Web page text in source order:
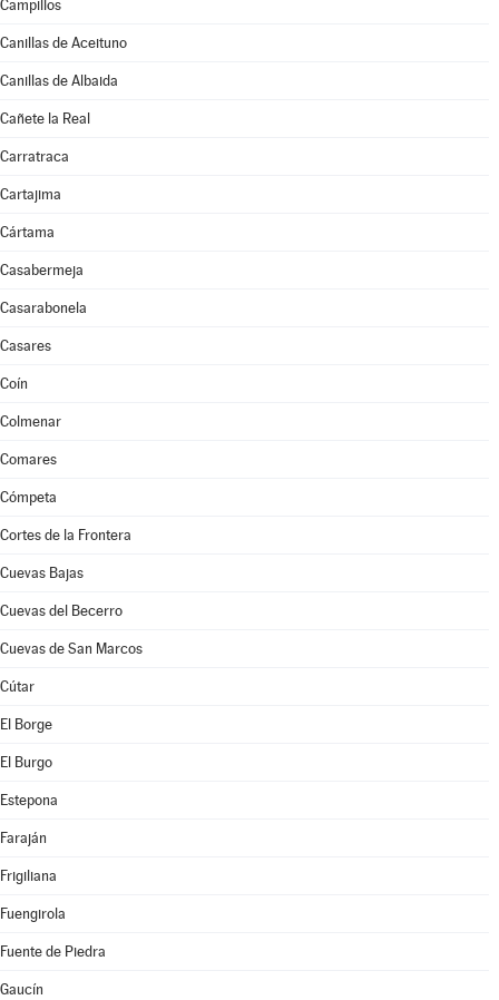
Campillos
Canillas de Aceituno
Canillas de Albaida
Cañete la Real
Carratraca
Cartajima
Cártama
Casabermeja
Casarabonela
Casares
Coín
Colmenar
Comares
Cómpeta
Cortes de la Frontera
Cuevas Bajas
Cuevas del Becerro
Cuevas de San Marcos
Cútar
El Borge
El Burgo
Estepona
Faraján
Frigiliana
Fuengirola
Fuente de Piedra
Gaucín